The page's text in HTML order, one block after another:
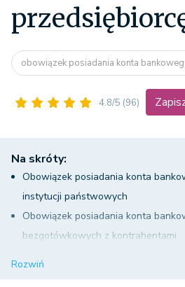
obowiązek posiadania konta
4.8/5 (96)
Na skróty:
Obowiązek posiadania konta
instytucji państwowych
Obowiązek posiadania konta
bezgotówkowych z kontrahentami
Rozwiń